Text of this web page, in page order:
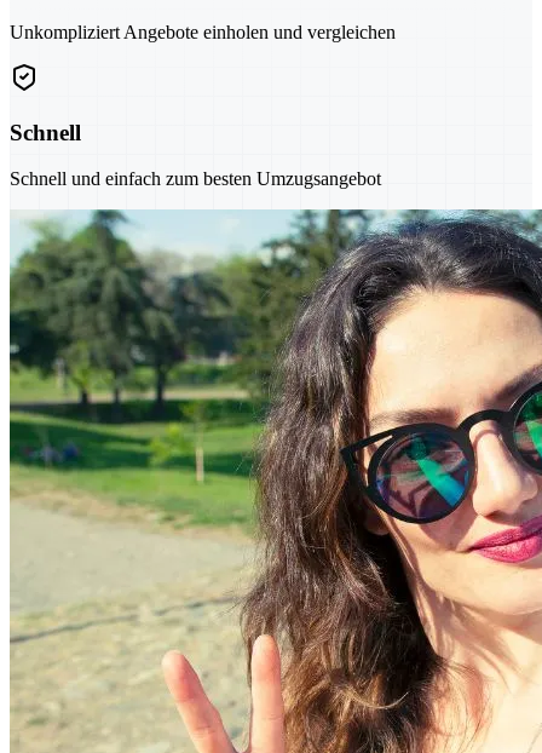
Unkompliziert Angebote einholen und vergleichen
Schnell
Schnell und einfach zum besten Umzugsangebot